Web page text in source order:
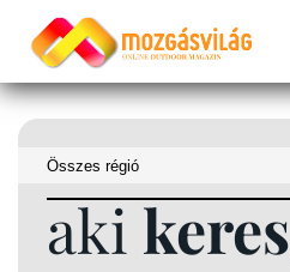
aki keres